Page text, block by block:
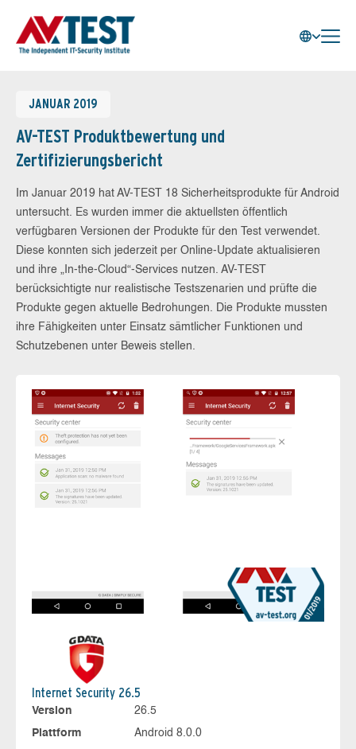
JANUAR 2019
AV-TEST Produktbewertung und
Zertifizierungsbericht
Im Januar 2019 hat AV-TEST 18 Sicherheitsprodukte für Android
untersucht. Es wurden immer die aktuellsten öffentlich
verfügbaren Versionen der Produkte für den Test verwendet.
Diese konnten sich jederzeit per Online-Update aktualisieren
und ihre „In-the-Cloud“-Services nutzen. AV-TEST
berücksichtigte nur realistische Testszenarien und prüfte die
Produkte gegen aktuelle Bedrohungen. Die Produkte mussten
ihre Fähigkeiten unter Einsatz sämtlicher Funktionen und
Schutzebenen unter Beweis stellen.
Internet Security 26.5
Version
26.5
Plattform
Android 8.0.0